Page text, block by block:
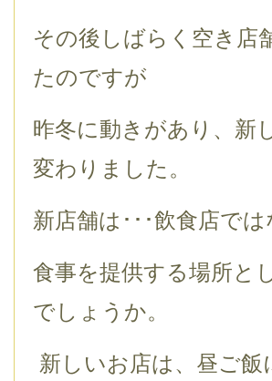
その後しばらく空き店
たのですが
昨冬に動きがあり、新
変わりました。
新店舗は･･･飲食店で
食事を提供する場所と
でしょうか。
新しいお店は、昼ご